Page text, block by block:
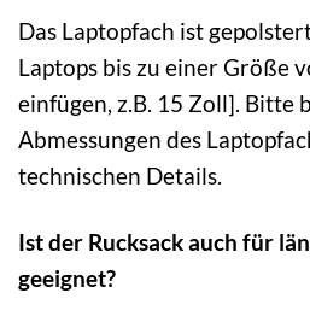
Das Laptopfach ist
Laptops bis zu einer Größe
einfügen, z.B. 15 Zoll]. Bitte
Abmessungen des
technischen Details.
Ist der Rucksack auch für
geeignet?